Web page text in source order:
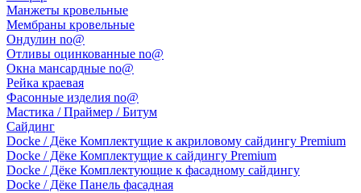
Манжеты кровельные
Мембраны кровельные
Ондулин no@
Отливы оцинкованные no@
Окна мансардные no@
Рейка краевая
Фасонные изделия no@
Мастика / Праймер / Битум
Сайдинг
Docke / Дёке Комплектущие к акриловому сайдингу Premium
Docke / Дёке Комплектущие к сайдингу Premium
Docke / Дёке Комплектующие к фасадному сайдингу
Docke / Дёке Панель фасадная